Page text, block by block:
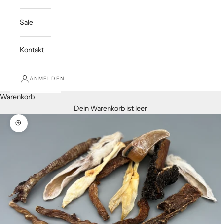
Sale
Kontakt
ANMELDEN
Warenkorb
Dein Warenkorb ist leer
Bild vergrößern